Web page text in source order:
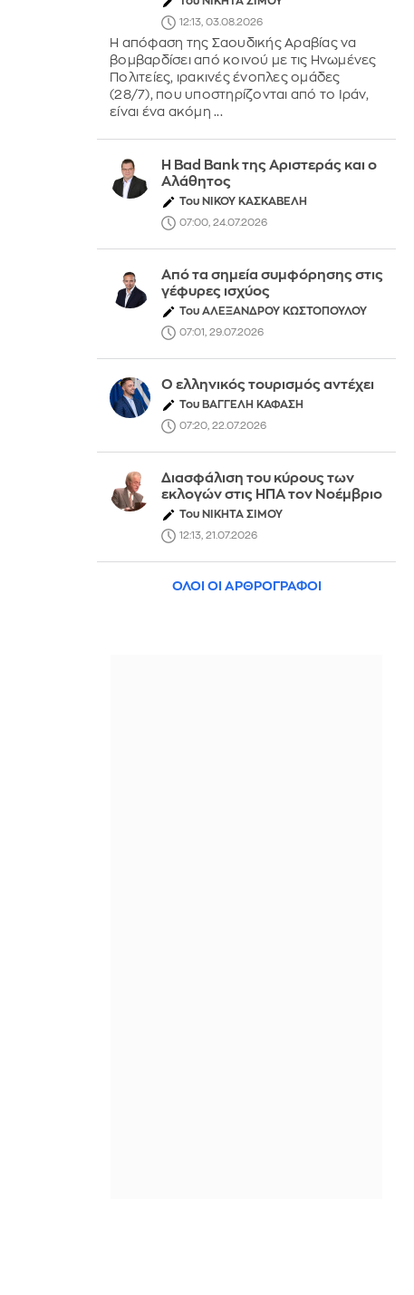
12:13, 03.08.2026
Η απόφαση της Σαουδικής Αραβίας να
βομβαρδίσει από κοινού με τις Ηνωμένες
Πολιτείες, ιρακινές ένοπλες ομάδες
(28/7), που υποστηρίζονται από το Ιράν,
είναι ένα ακόμη ...
Η Bad Bank της Αριστεράς και ο
Αλάθητος
Του ΝΙΚΟΥ ΚΑΣΚΑΒΕΛΗ
07:00, 24.07.2026
Από τα σημεία συμφόρησης στις
γέφυρες ισχύος
Του ΑΛΕΞΑΝΔΡΟΥ ΚΩΣΤΟΠΟΥΛΟΥ
07:01, 29.07.2026
Ο ελληνικός τουρισμός αντέχει
Του ΒΑΓΓΕΛΗ ΚΑΦΑΣΗ
07:20, 22.07.2026
Διασφάλιση του κύρους των
εκλογών στις ΗΠΑ τον Νοέμβριο
Του ΝΙΚΗΤΑ ΣΙΜΟΥ
12:13, 21.07.2026
ΟΛΟΙ ΟΙ ΑΡΘΡΟΓΡΑΦΟΙ